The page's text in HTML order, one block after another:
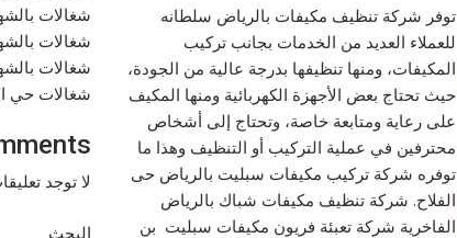
توفر شركة تنظيف مكيفات بالرياض سلطانه
للعملاء العديد من الخدمات بجانب تركيب
المكيفات، ومنها تنظيفها بدرجة عالية من الجودة،
حيث تحتاج بعض الأجهزة الكهربائية ومنها المكيف
على رعاية ومتابعة خاصة، وتحتاج إلى أشخاص
محترفين في عملية التركيب أو التنظيف وهذا ما
توفره شركة تركيب مكيفات سبليت بالرياض حى
الفلاح. شركة تنظيف مكيفات شباك بالرياض
الفاخرية شركة تعبئة فريون مكيفات سبليت بن
شغالات بالشهر
شغالات بالشهر
شغالات بالشهر
شغالات حي التيسير
لا توجد
البحث